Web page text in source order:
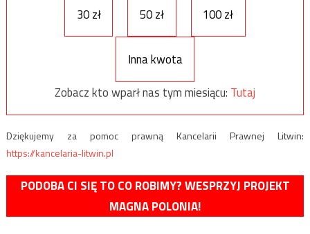
30 zł
50 zł 100 zł
Inna kwota
Zobacz kto wparł nas tym miesiącu: Tutaj
Dziękujemy za pomoc prawną Kancelarii Prawnej Litwin:
https://kancelaria-litwin.pl
PODOBA CI SIĘ TO CO ROBIMY? WESPRZYJ PROJEKT
MAGNA POLONIA!